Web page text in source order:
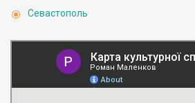
Севастополь